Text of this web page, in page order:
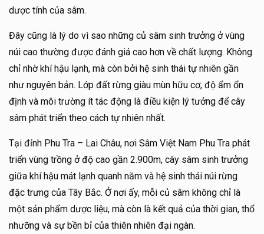
dược tính của sâm.
Đây cũng là lý do vì sao những củ sâm sinh trưởng ở vùng
núi cao thường được đánh giá cao hơn về chất lượng. Không
chỉ nhờ khí hậu lạnh, mà còn bởi hệ sinh thái tự nhiên gần
như nguyên bản. Lớp đất rừng giàu mùn hữu cơ, độ ẩm ổn
định và môi trường ít tác động là điều kiện lý tưởng để cây
sâm phát triển theo cách tự nhiên nhất.
Tại đỉnh Phu Tra – Lai Châu, nơi Sâm Việt Nam Phu Tra phát
triển vùng trồng ở độ cao gần 2.900m, cây sâm sinh trưởng
giữa khí hậu mát lạnh quanh năm và hệ sinh thái núi rừng
đặc trưng của Tây Bắc. Ở nơi ấy, mỗi củ sâm không chỉ là
một sản phẩm dược liệu, mà còn là kết quả của thời gian, thổ
nhưỡng và sự bền bỉ của thiên nhiên đại ngàn.